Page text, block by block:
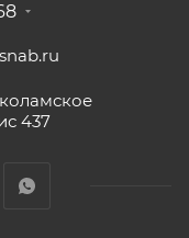
437